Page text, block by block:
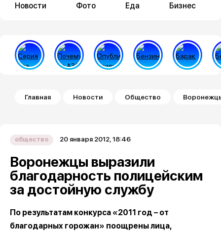
Новости Фото Еда Бизнес
Строка навигации
Главная Новости Общество
общество 20 января 2012, 18:46
Воронежцы выразили
благодарность полицейским
за достойную службу
По результатам конкурса «2011 год – от
благодарных горожан» поощрены лица,